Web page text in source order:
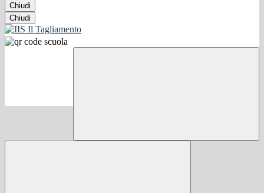
Chiudi
Chiudi